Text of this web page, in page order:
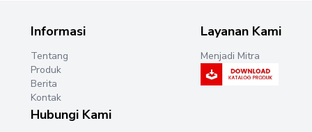
Informasi
Tentang
Produk
Berita
Kontak
Layanan Kami
Menjadi Mitra
Hubungi Kami